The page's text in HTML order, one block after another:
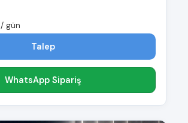
/ gün
Talep
WhatsApp Sipariş